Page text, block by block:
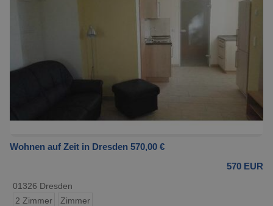
Wohnen auf Zeit in Dresden 570,00 €
570 EUR
01326 Dresden
2 Zimmer
Zimmer